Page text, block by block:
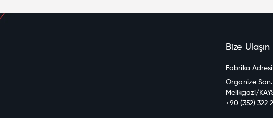
Bize Ulaşın
Fabrika Adresi
Organize
Melikgazi/
+90 (352) 322